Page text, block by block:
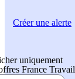
uniquement
France Travail
Créer une alerte